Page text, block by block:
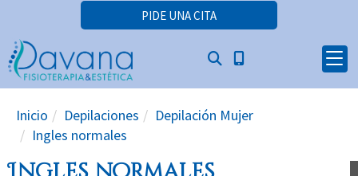
PIDE UNA CITA
Inicio Depilaciones
Depilación Mujer
Ingles normales